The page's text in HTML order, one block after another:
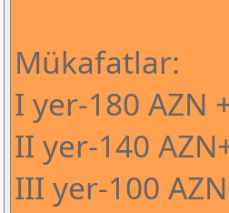
Mükafatlar:
I yer-180 AZN
II yer-140
III yer-100